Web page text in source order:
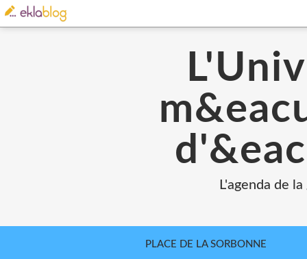
L'agenda de
PLACE DE LA SORBONNE